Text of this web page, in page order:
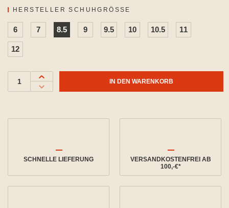
HERSTELLER SCHUHGRÖSSE
6 7 8.5 9 9.5 10 10.5 11
12
IN DEN WARENKORB
SCHNELLE LIEFERUNG
VERSANDKOSTENFREI AB
100,-€*